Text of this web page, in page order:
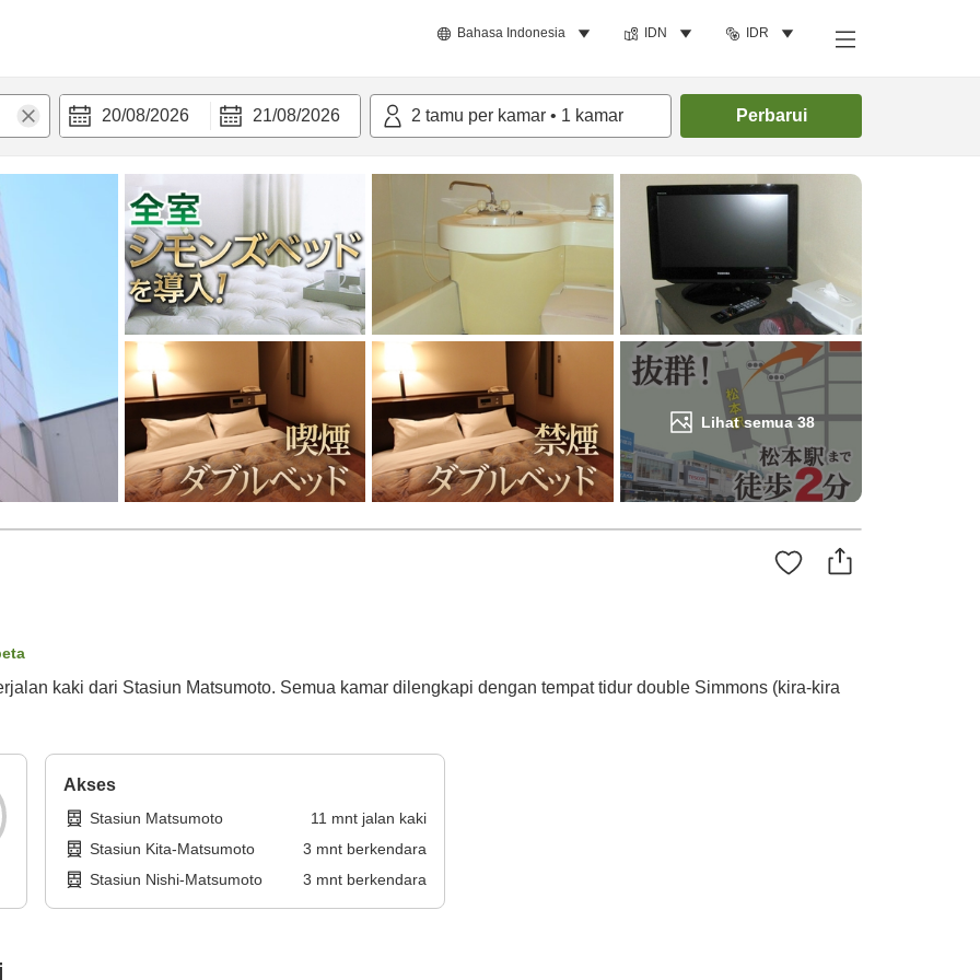
Bahasa Indonesia IDN IDR
20/08/2026 21/08/2026 2 tamu per kamar • 1 kamar Perbarui
Lihat semua38
Cari kamar
kaki dari Stasiun Matsumoto. Semua kamar dilengkapi dengan tempat tidur double Simmons (kira-kira
Akses
Stasiun Matsumoto 11 mnt jalan kaki
Stasiun Kita-Matsumoto
3 mnt berkendara
Stasiun Nishi-Matsumoto
3 mnt berkendara